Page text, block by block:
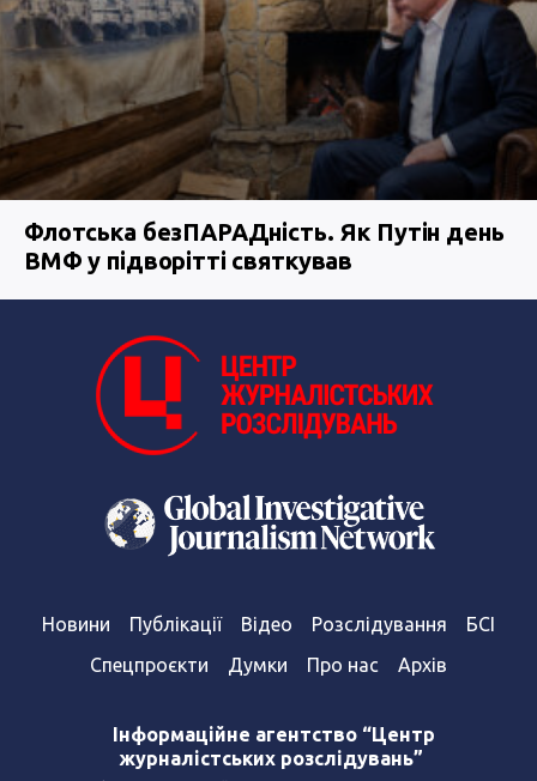
Флотська безПАРАДність. Як Путін день
ВМФ у підворітті святкував
Новини Публікації Відео Розслідування
БСІ
Спецпроєкти
Думки Про нас Архів
Інформаційне агентство “Центр
журналістських розслідувань”